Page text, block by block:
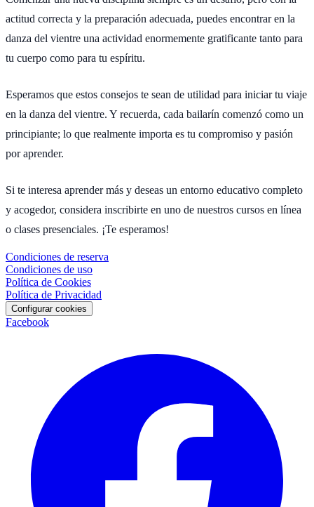
actitud correcta y la preparación adecuada, puedes encontrar en la
danza del vientre una actividad enormemente gratificante tanto para
tu cuerpo como para tu espíritu.
Esperamos que estos consejos te sean de utilidad para iniciar tu viaje
en la danza del vientre. Y recuerda, cada bailarín comenzó como un
principiante; lo que realmente importa es tu compromiso y pasión
por aprender.
Si te interesa aprender más y deseas un entorno educativo completo
y acogedor, considera inscribirte en uno de nuestros cursos en línea
o clases presenciales. ¡Te esperamos!
Condiciones de reserva
Condiciones de uso
Política de Cookies
Política de Privacidad
Configurar cookies
Facebook